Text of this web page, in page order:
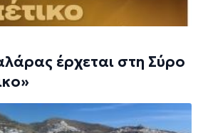
έρχεται στη Σύρο